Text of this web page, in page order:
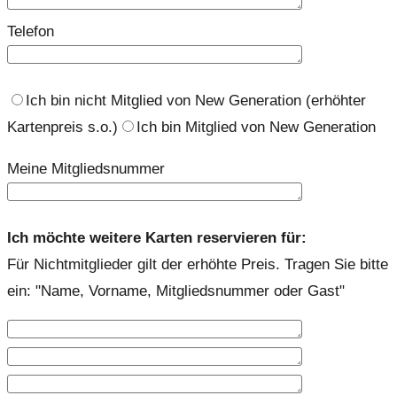
Telefon
Ich bin nicht Mitglied von New Generation (erhöhter
Kartenpreis s.o.)
Ich bin Mitglied von New Generation
Meine Mitgliedsnummer
Ich möchte weitere Karten reservieren für:
Für Nichtmitglieder gilt der erhöhte Preis. Tragen Sie bitte
ein: "Name, Vorname, Mitgliedsnummer oder Gast"